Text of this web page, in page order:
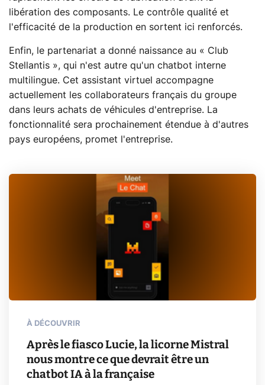
libération des composants. Le contrôle qualité et
l'efficacité de la production en sortent ici renforcés.
Enfin, le partenariat a donné naissance au « Club
Stellantis », qui n'est autre qu'un chatbot interne
multilingue. Cet assistant virtuel accompagne
actuellement les collaborateurs français du groupe
dans leurs achats de véhicules d'entreprise. La
fonctionnalité sera prochainement étendue à d'autres
pays européens, promet l'entreprise.
À DÉCOUVRIR
Après le fiasco Lucie, la licorne Mistral
nous montre ce que devrait être un
chatbot IA à la française